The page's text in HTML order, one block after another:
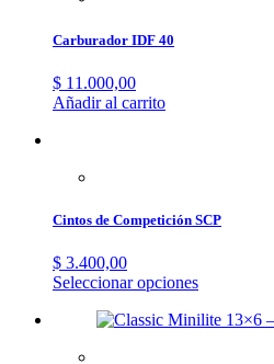
Carburador IDF 40
$ 11.000,00
Añadir al carrito
Cintos de Competición SCP
$ 3.400,00
Seleccionar opciones